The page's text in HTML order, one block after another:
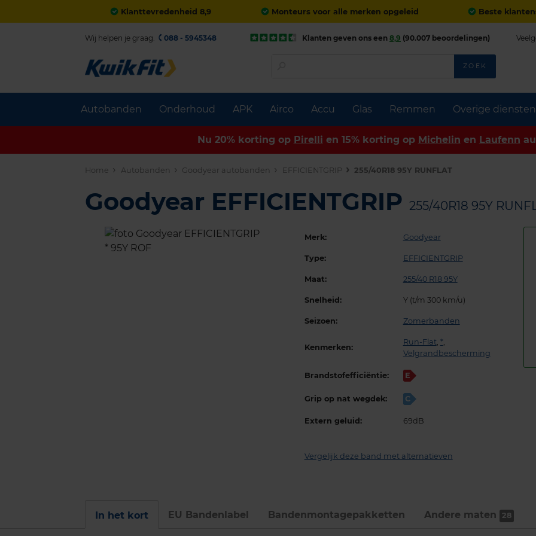
Klanttevredenheid 8,9 Monteurs voor alle merken opgeleid Beste
Autobanden Onderhoud APK Airco Accu Glas Remmen Overige diensten
Wij helpen je graag. 088 - 5945348 Klanten geven ons een 8,9 (90.007 beoordelingen)
ZOEK
Nu 20% korting op Pirelli en 15% korting op Michelin en Laufenn
Home Autobanden Goodyear autobanden EFFICIENTGRIP 255/40R18 95Y RUNFLAT
Goodyear EFFICIENTGRIP 255/40R18 95Y
Merk: Goodyear
Type: EFFICIENTGRIP
Maat: 255/40 R18 95Y
Snelheid: Y (t/m 300 km/u)
Seizoen: Zomerbanden
Kenmerken:
Run-Flat, *,
Velgrandbescherming
Brandstofefficiëntie: E
Grip op nat wegdek: C
Extern geluid: 69dB
Vergelijk deze band met alternatieven
In het kort EU Bandenlabel Bandenmontage­pakketten Andere maten 28